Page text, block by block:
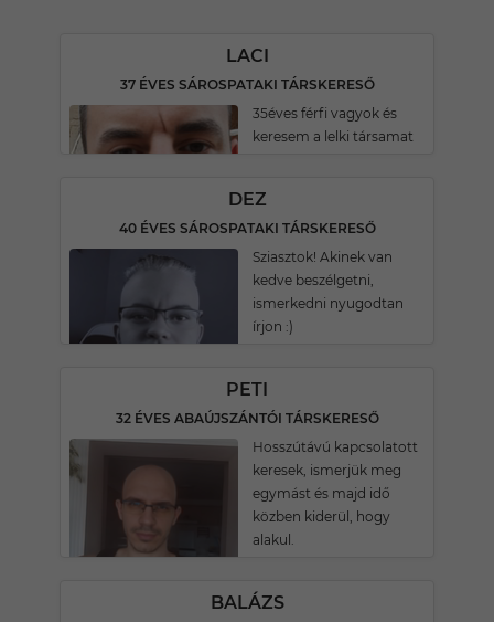
LACI
37 ÉVES SÁROSPATAKI TÁRSKERESŐ
35éves férfi vagyok és
keresem a lelki társamat
DEZ
40 ÉVES SÁROSPATAKI TÁRSKERESŐ
Sziasztok! Akinek van
kedve beszélgetni,
ismerkedni nyugodtan
írjon :)
PETI
32 ÉVES ABAÚJSZÁNTÓI TÁRSKERESŐ
Hosszútávú kapcsolatott
keresek, ismerjük meg
egymást és majd idő
közben kiderül, hogy
alakul.
BALÁZS